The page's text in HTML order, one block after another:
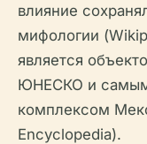
влияние
мифологии
является
ЮНЕСКО и
комплексом
Encyclopedia).